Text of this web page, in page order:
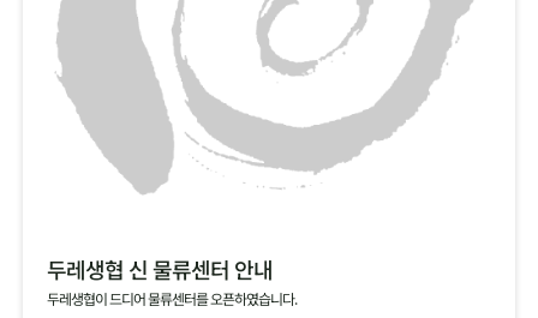
두레생협 신 물류센터 안내
두레생협이 드디어 물류센터를 오픈하였습니다.